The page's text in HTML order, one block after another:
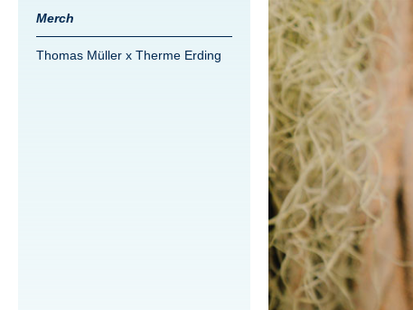
Zum
Ende
der
Bildergalerie
springen
Merch
Thomas Müller x Therme Erding